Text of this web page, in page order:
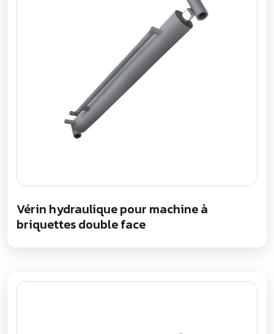
Vérin hydraulique pour machine à
briquettes double face